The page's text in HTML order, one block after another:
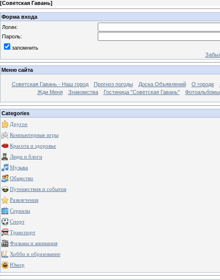
[Советская Гавань]
Форма входа
Логин:
Пароль:
запомнить
Меню сайта
Советская Гавань - Наш город Прогноз погоды Доска Объявлений О городе
Жди Меня
Знакомства Гостиница "Советская Гавань" Фотоальбомы
Categories
Другое
Компьютерные игры
Красота и здоровье
Люди и блоги
Музыка
Общество
Путешествия и события
Развлечения
Сериалы
Спорт
Транспорт
Фильмы и анимация
Хобби и образование
Юмор